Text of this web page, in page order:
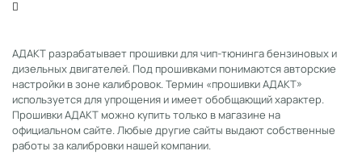
АДАКТ разрабатывает прошивки для чип-тюнинга бензиновых и
дизельных двигателей. Под прошивками понимаются авторские
настройки в зоне калибровок. Термин «прошивки АДАКТ»
используется для упрощения и имеет обобщающий характер.
Прошивки АДАКТ можно купить только в магазине на
официальном сайте. Любые другие сайты выдают собственные
работы за калибровки нашей компании.